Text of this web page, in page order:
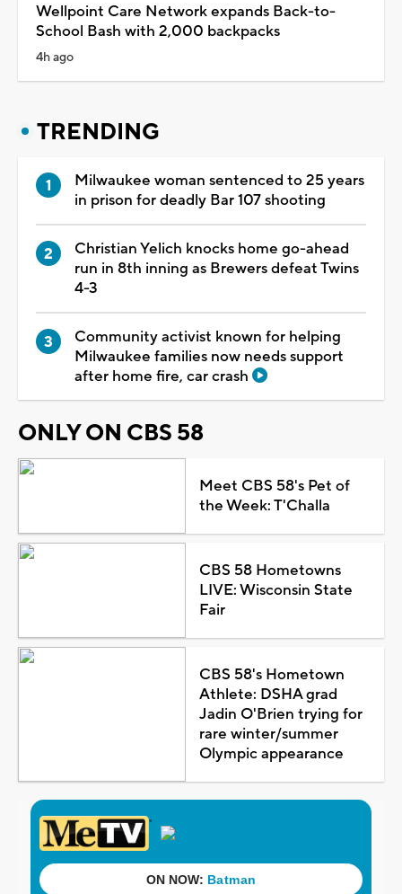
Wellpoint Care Network expands Back-to-
School Bash with 2,000 backpacks
4h ago
TRENDING
Milwaukee woman sentenced to 25 years
in prison for deadly Bar 107 shooting
Christian Yelich knocks home go-ahead
run in 8th inning as Brewers defeat Twins
4-3
Community activist known for helping
Milwaukee families now needs support
after home fire, car crash
ONLY ON CBS 58
Meet CBS 58's Pet of
the Week: T'Challa
CBS 58 Hometowns
LIVE: Wisconsin State
Fair
CBS 58's Hometown
Athlete: DSHA grad
Jadin O'Brien trying for
rare winter/summer
Olympic appearance